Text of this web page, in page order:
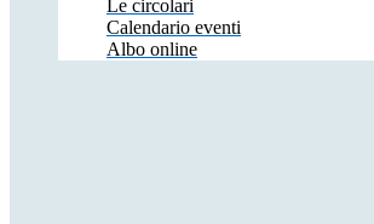
Le circolari
Calendario eventi
Albo online